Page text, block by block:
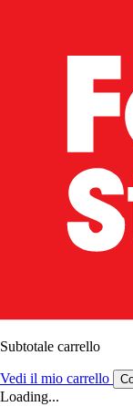
Subtotale carrello
Vedi il mio carrello
Loading...